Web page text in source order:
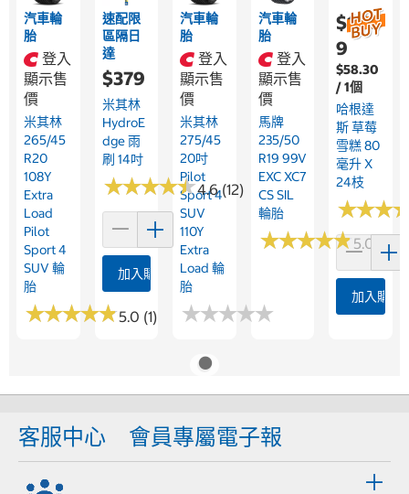
汽車輪
胎
登入
顯示售
價
米其林
265/45
R20
108Y
Extra
Load
Pilot
Sport 4
SUV 輪
胎
★★★★★
★★★★★5.0 (1)
速配限
區隔日
達
$379
米其林
HydroE
Dge 雨
刷 14吋
★★★★★
★★★★★4.6 (12)
加入購物車
汽車輪
胎
登入
顯示售
價
米其林
275/45
20吋
Pilot
Sport 4
SUV
110Y
Extra
Load 輪
胎
★★★★★
★★★★★
汽車輪
胎
登入
顯示售
價
馬牌
235/50
R19 99V
EXC XC7
CS SIL
輪胎
★★★★★
★★★★★5.0 (1)
$1,68
9
$58.30
/ 1個
哈根達
斯 草莓
雪糕 80
毫升 X
24枝
★★★
★★★
加入購物
客服中心 會員專屬電子報